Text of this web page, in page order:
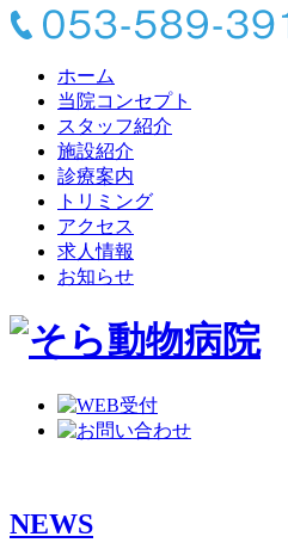
ホーム
当院コンセプト
スタッフ紹介
施設紹介
診療案内
トリミング
アクセス
求人情報
お知らせ
NEWS